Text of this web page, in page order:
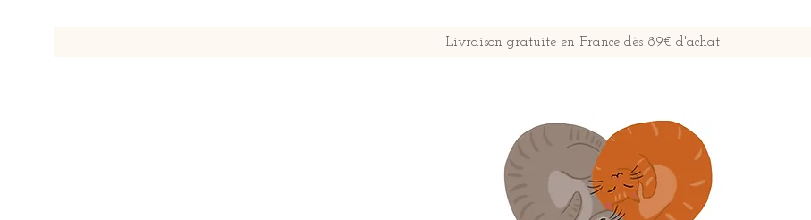
Livraison gratuite en France dès 89€ d'achat